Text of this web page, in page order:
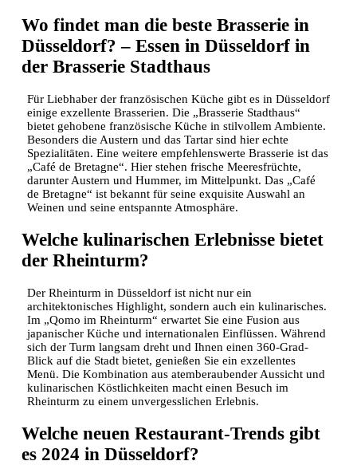
Wo findet man die beste Brasserie in
Düsseldorf? – Essen in Düsseldorf in
der Brasserie Stadthaus
Für Liebhaber der französischen Küche gibt es in Düsseldorf
einige exzellente Brasserien. Die „Brasserie Stadthaus“
bietet gehobene französische Küche in stilvollem Ambiente.
Besonders die Austern und das Tartar sind hier echte
Spezialitäten. Eine weitere empfehlenswerte Brasserie ist das
„Café de Bretagne“. Hier stehen frische Meeresfrüchte,
darunter Austern und Hummer, im Mittelpunkt. Das „Café
de Bretagne“ ist bekannt für seine exquisite Auswahl an
Weinen und seine entspannte Atmosphäre.
Welche kulinarischen Erlebnisse bietet
der Rheinturm?
Der Rheinturm in Düsseldorf ist nicht nur ein
architektonisches Highlight, sondern auch ein kulinarisches.
Im „Qomo im Rheinturm“ erwartet Sie eine Fusion aus
japanischer Küche und internationalen Einflüssen. Während
sich der Turm langsam dreht und Ihnen einen 360-Grad-
Blick auf die Stadt bietet, genießen Sie ein exzellentes
Menü. Die Kombination aus atemberaubender Aussicht und
kulinarischen Köstlichkeiten macht einen Besuch im
Rheinturm zu einem unvergesslichen Erlebnis.
Welche neuen Restaurant-Trends gibt
es 2024 in Düsseldorf?